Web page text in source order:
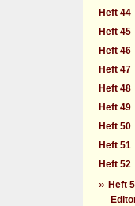
Heft 44
Heft 45
Heft 46
Heft 47
Heft 48
Heft 49
Heft 50
Heft 51
Heft 52
» Heft